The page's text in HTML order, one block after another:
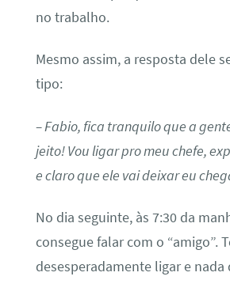
no trabalho.
Mesmo assim, a resposta dele
tipo:
– Fabio, fica tranquilo que a
jeito! Vou ligar pro meu chefe,
e claro que ele vai deixar eu
No dia seguinte, às 7:30 da
consegue falar com o “amigo”.
desesperadamente ligar e